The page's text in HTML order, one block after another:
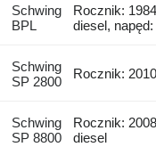
Schwing
BPL
Rocznik:
diesel,
Schwing
SP 2800
Rocznik:
Schwing
SP 8800
Rocznik:
diesel